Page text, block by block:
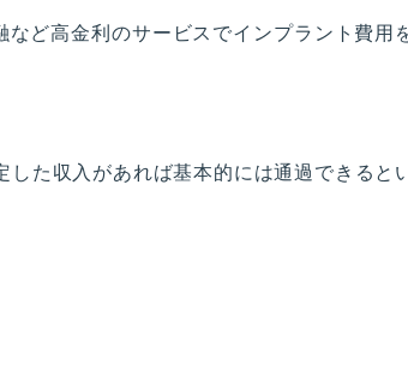
ど高金利のサービスでインプラント費用
た収入があれば基本的には通過できると